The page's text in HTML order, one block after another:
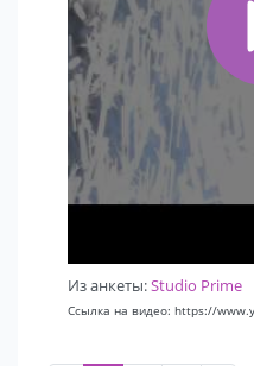
Из анкеты:Studio Prime
Ссылка на видео: https://